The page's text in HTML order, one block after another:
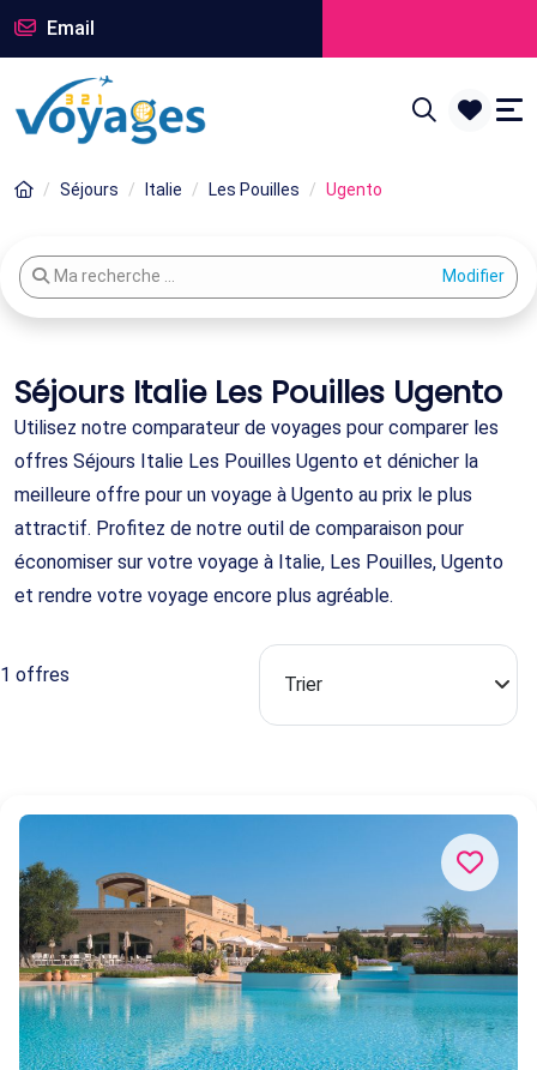
Email
Séjours Italie Les Pouilles Ugento
Modifier votre recherche
Ma recherche ...
Séjours Italie Les Pouilles Ugento
Utilisez notre comparateur de voyages pour comparer les
offres Séjours Italie Les Pouilles Ugento et dénicher la
meilleure offre pour un voyage à Ugento au prix le plus
attractif. Profitez de notre outil de comparaison pour
économiser sur votre voyage à Italie, Les Pouilles, Ugento
et rendre votre voyage encore plus agréable.
1 offres